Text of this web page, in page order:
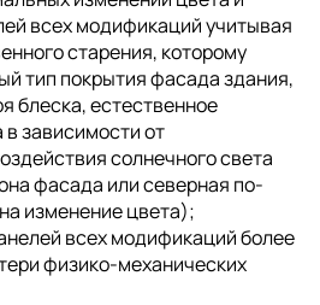
всех модификаций учитывая
старения, которому
тип покрытия фасада здания,
блеска, естественное
зависимости от
солнечного света
фасада или северная по-
изменение цвета);
всех модификаций более
физико-механических